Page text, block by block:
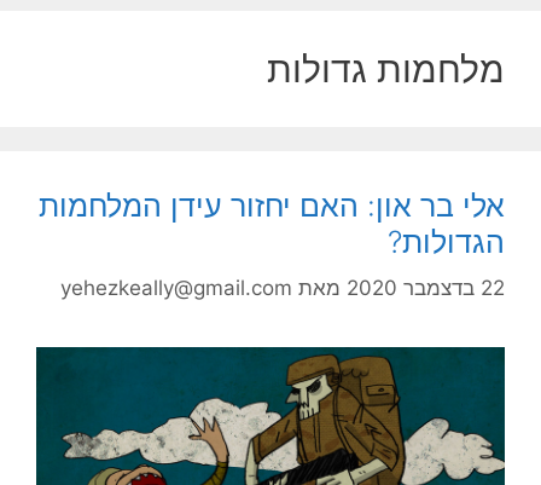
מלחמות גדולות
אלי בר און: האם יחזור עידן המלחמות
הגדולות?
22 בדצמבר 2020 מאת yehezkeally@gmail.com